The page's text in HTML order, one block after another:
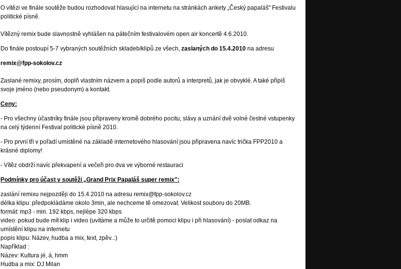
O vítězi ve finále soutěže budou rozhodovat hlasující na internetu na stránkách ankety „Český papaláš" Festivalu
politické písně.
Vítězný remix bude slavnostně vyhlášen na pátečním festivalovém open air koncertě 4.6.2010.
Do finále postoupí 5-7 vybraných soutěžních skladeb/klipů ze všech, zaslaných do 15.4.2010 na adresu
remix@fpp-sokolov.cz
Zaslané remixy, prosím, doplň vlastním názvem a popiš podle autorů a interpretů, jak je obvyklé. A také připiš
svoje jméno (nebo pseudonym) a kontakt.
Ceny:
- Pro všechny účastníky finále jsou připraveny kromě dobrého pocitu, slávy a uznání dvě volné čestné vstupenky
na celý týdenní Festival politické písně 2010.
- Pro první tři v pořadí umístěné na základě internetového hlasování jsou připravena navíc trička FPP2010 a
krásné diplomy!
- Vítěz obdrží navíc překvapení a večeři pro dva ve výborné restauraci
Podmínky pro účast v soutěži „Grand Prix Papaláš super remix":
zaslání remixu nejpozději do 15.4.2010 na adresu remix@fpp-sokolov.cz
délka klipu: předpokládáme okolo 3min, ale nechceme tě omezovat. Velikost souboru do 20MB.
formát: mp3 - min. 192 kbps, nejlépe 320 kbps
video: pokud bude mít klip i video (uvítáme a může to určitě pomoci klipu i při hlasování) - poslat odkaz na
umístění klipu na internetu
popis klipu: Název, hudba a mix, text, zpěv..:)
Například :
Název: Kultura jé, á, hmm
Hudba a mix: DJ Milan